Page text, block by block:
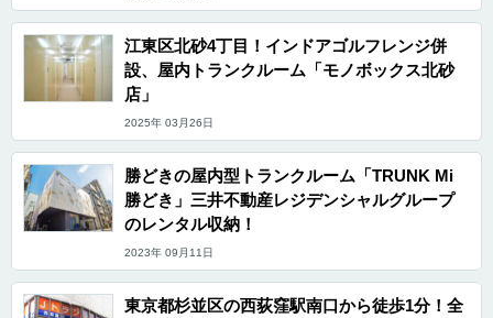
江東区北砂4丁目！インドアゴルフレンジ併
設、屋内トランクルーム「モノボックス北砂
店」
2025年 03月26日
勝どきの屋内型トランクルーム「TRUNK Mi
勝どき」三井不動産レジデンシャルグループ
のレンタル収納！
2023年 09月11日
東京都杉並区の西荻窪駅南口から徒歩1分！全